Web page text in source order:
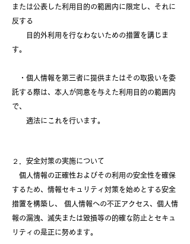
または公表した利用目的の範囲内に限定し、それに
反する
目的外利用を行なわないための措置を講じま
す。
・個人情報を第三者に提供またはその取扱いを委
託する際は、本人が同意を与えた利用目的の範囲内
で、
適法にこれを行います。
２．安全対策の実施について
個人情報の正確性およびその利用の安全性を確保
するため、情報セキュリティ対策を始めとする安全
措置を構築し、 個人情報への不正アクセス、個人情
報の漏洩、滅失または毀損等の的確な防止とセキュ
リティの是正に努めます。